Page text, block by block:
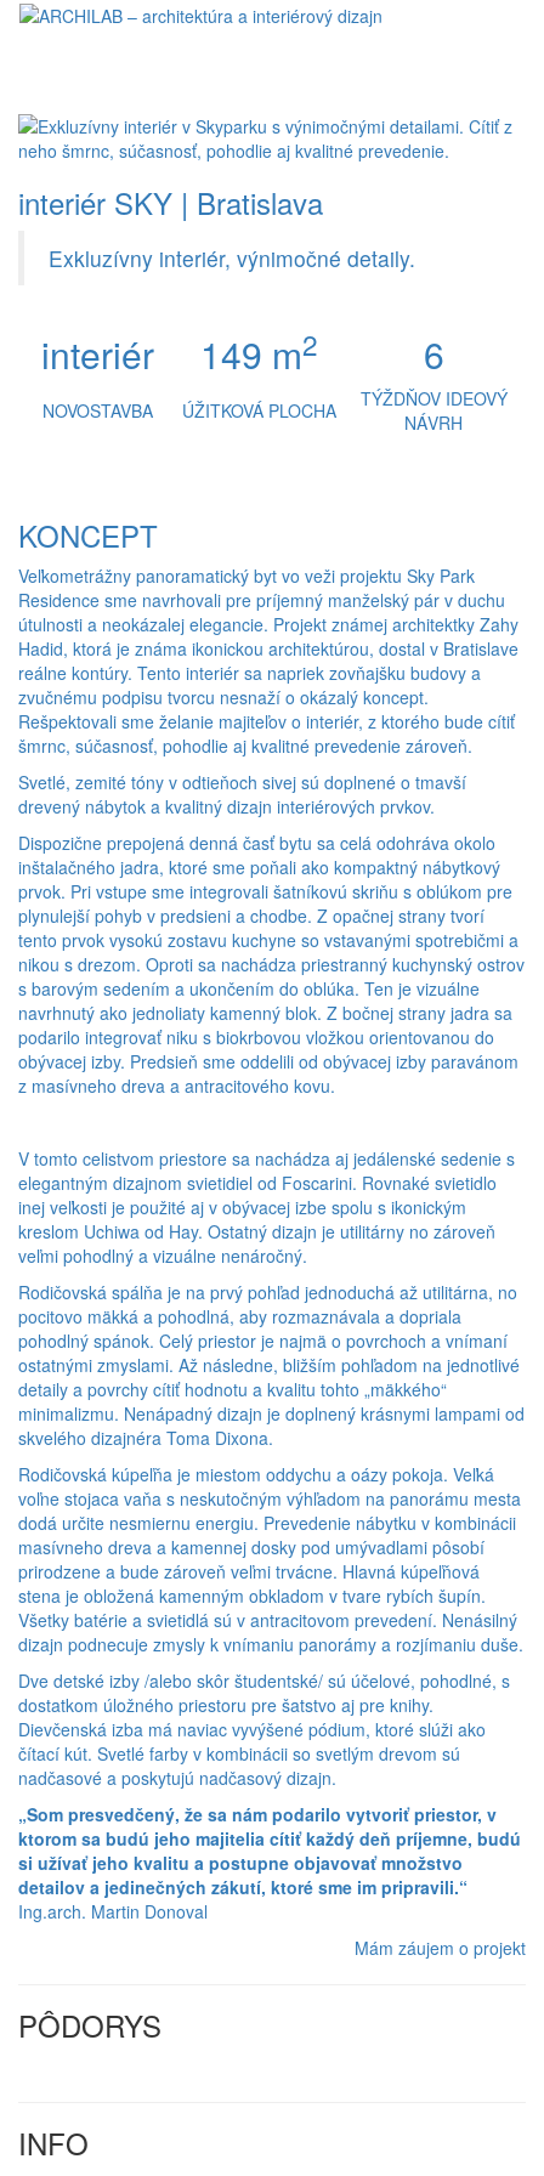
interiér SKY | Bratislava
Exkluzívny interiér, výnimočné detaily.
interiér 149 m2 6
NOVOSTAVBA ÚŽITKOVÁ PLOCHA
TÝŽDŇOV IDEOVÝ
NÁVRH
KONCEPT
Veľkometrážny panoramatický byt vo veži projektu Sky Park
Residence sme navrhovali pre príjemný manželský pár v duchu
útulnosti a neokázalej elegancie. Projekt známej architektky Zahy
Hadid, ktorá je známa ikonickou architektúrou, dostal v Bratislave
reálne kontúry. Tento interiér sa napriek zovňajšku budovy a
zvučnému podpisu tvorcu nesnaží o okázalý koncept.
Rešpektovali sme želanie majiteľov o interiér, z ktorého bude cítiť
šmrnc, súčasnosť, pohodlie aj kvalitné prevedenie zároveň.
Svetlé, zemité tóny v odtieňoch sivej sú doplnené o tmavší
drevený nábytok a kvalitný dizajn interiérových prvkov.
Dispozične prepojená denná časť bytu sa celá odohráva okolo
inštalačného jadra, ktoré sme poňali ako kompaktný nábytkový
prvok. Pri vstupe sme integrovali šatníkovú skriňu s oblúkom pre
plynulejší pohyb v predsieni a chodbe. Z opačnej strany tvorí
tento prvok vysokú zostavu kuchyne so vstavanými spotrebičmi a
nikou s drezom. Oproti sa nachádza priestranný kuchynský ostrov
s barovým sedením a ukončením do oblúka. Ten je vizuálne
navrhnutý ako jednoliaty kamenný blok. Z bočnej strany jadra sa
podarilo integrovať niku s biokrbovou vložkou orientovanou do
obývacej izby. Predsieň sme oddelili od obývacej izby paravánom
z masívneho dreva a antracitového kovu.
V tomto celistvom priestore sa nachádza aj jedálenské sedenie s
elegantným dizajnom svietidiel od Foscarini. Rovnaké svietidlo
inej veľkosti je použité aj v obývacej izbe spolu s ikonickým
kreslom Uchiwa od Hay. Ostatný dizajn je utilitárny no zároveň
veľmi pohodlný a vizuálne nenáročný.
Rodičovská spálňa je na prvý pohľad jednoduchá až utilitárna, no
pocitovo mäkká a pohodlná, aby rozmaznávala a dopriala
pohodlný spánok. Celý priestor je najmä o povrchoch a vnímaní
ostatnými zmyslami. Až následne, bližším pohľadom na jednotlivé
detaily a povrchy cítiť hodnotu a kvalitu tohto „mäkkého“
minimalizmu. Nenápadný dizajn je doplnený krásnymi lampami od
skvelého dizajnéra Toma Dixona.
Rodičovská kúpeľňa je miestom oddychu a oázy pokoja. Veľká
voľne stojaca vaňa s neskutočným výhľadom na panorámu mesta
dodá určite nesmiernu energiu. Prevedenie nábytku v kombinácii
masívneho dreva a kamennej dosky pod umývadlami pôsobí
prirodzene a bude zároveň veľmi trvácne. Hlavná kúpeľňová
stena je obložená kamenným obkladom v tvare rybích šupín.
Všetky batérie a svietidlá sú v antracitovom prevedení. Nenásilný
dizajn podnecuje zmysly k vnímaniu panorámy a rozjímaniu duše.
Dve detské izby /alebo skôr študentské/ sú účelové, pohodlné, s
dostatkom úložného priestoru pre šatstvo aj pre knihy.
Dievčenská izba má naviac vyvýšené pódium, ktoré slúži ako
čítací kút. Svetlé farby v kombinácii so svetlým drevom sú
nadčasové a poskytujú nadčasový dizajn.
„Som presvedčený, že sa nám podarilo vytvoriť priestor, v
ktorom sa budú jeho majitelia cítiť každý deň príjemne, budú
si užívať jeho kvalitu a postupne objavovať množstvo
detailov a jedinečných zákutí, ktoré sme im pripravili.“
Ing.arch. Martin Donoval
Mám záujem o projekt
PÔDORYS
INFO